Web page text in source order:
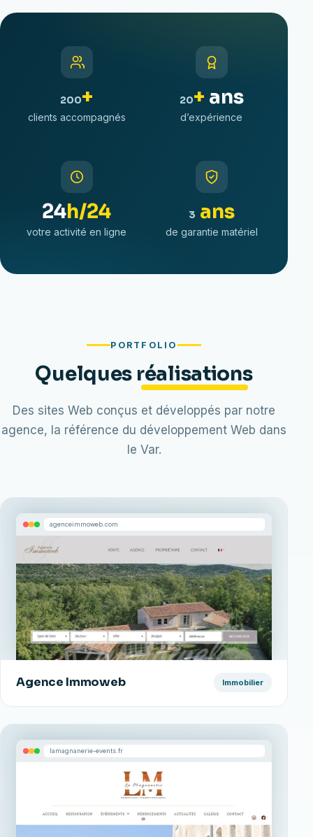
200+
clients accompagnés
20+ ans
d’expérience
24h/24
votre activité en ligne
3 ans
de garantie matériel
PORTFOLIO
Quelques réalisations
Des sites Web conçus et développés par notre
agence, la référence du développement Web dans
le Var.
agenceimmoweb.com
Agence Immoweb Immobilier
lamagnanerie-events.fr